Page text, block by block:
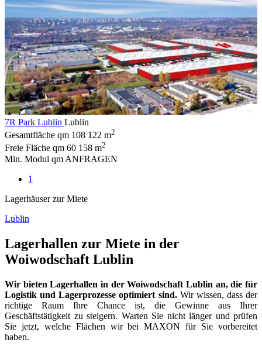
7R Park Lublin Lublin
Gesamtfläche qm 108 122 m2
Freie Fläche qm 60 158 m2
Min. Modul qm ANFRAGEN
1
Lagerhäuser zur Miete
Lublin
Lagerhallen zur Miete in der
Woiwodschaft Lublin
Wir bieten Lagerhallen in der Woiwodschaft Lublin an, die für
Logistik und Lagerprozesse optimiert sind. Wir wissen, dass der
richtige Raum Ihre Chance ist, die Gewinne aus Ihrer
Geschäftstätigkeit zu steigern. Warten Sie nicht länger und prüfen
Sie jetzt, welche Flächen wir bei MAXON für Sie vorbereitet
haben.